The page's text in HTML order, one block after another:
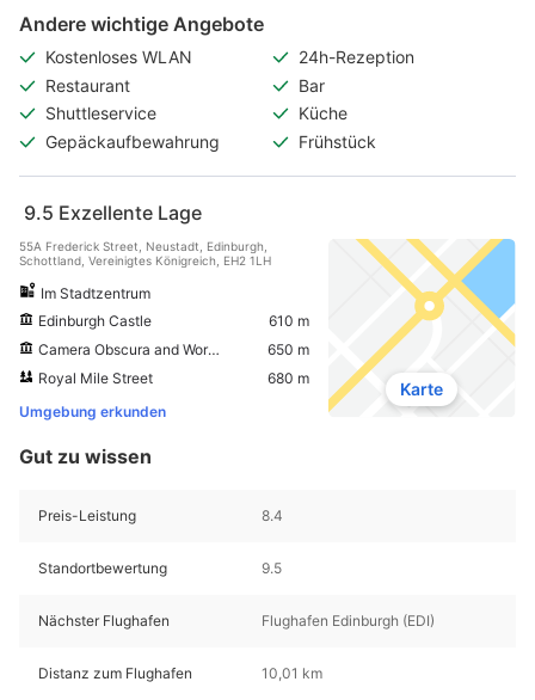
Andere wichtige Angebote
Kostenloses WLAN
24h-Rezeption
Restaurant
Bar
Shuttleservice
Küche
Gepäckaufbewahrung
Frühstück
9.5 Exzellente Lage
55A Frederick Street, Neustadt, Edinburgh,
Schottland, Vereinigtes Königreich, EH2 1LH
Im Stadtzentrum
Edinburgh Castle
610 m
Camera Obscura and World of Illusions
650 m
Royal Mile Street
680 m
Umgebung erkunden
Karte
Gut zu wissen
Preis-Leistung 8.4
Standortbewertung 9.5
Nächster Flughafen Flughafen Edinburgh (EDI)
Distanz zum Flughafen 10,01 km